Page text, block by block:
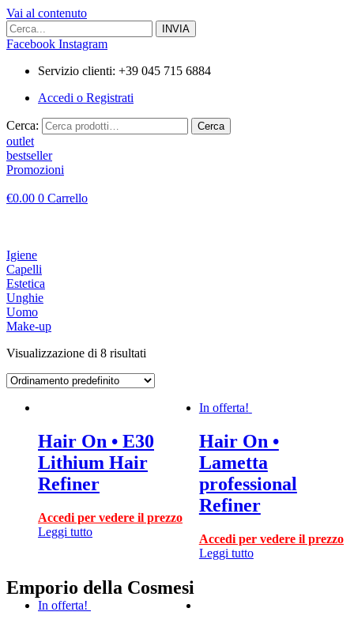
Vai al contenuto
Facebook Instagram
Servizio clienti: +39 045 715 6884
Accedi o Registrati
Cerca: Cerca
outlet
bestseller
Promozioni
€0.00 0 Carrello
Igiene
Capelli
Estetica
Unghie
Uomo
Make-up
Visualizzazione di 8 risultati
Hair On • E30
Lithium Hair
Refiner
Accedi per vedere il prezzo
Leggi tutto
In offerta!
Hair On •
Lametta
professional
Refiner
Accedi per vedere il prezzo
Leggi tutto
In offerta!
Emporio della Cosmesi